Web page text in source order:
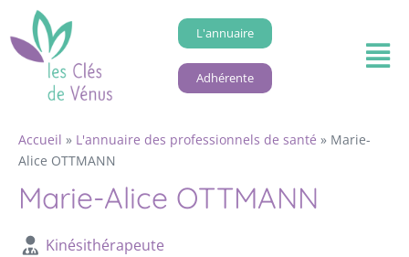
L'annuaire
Adhérente
Accueil » L'annuaire des professionnels de santé » Marie-
Alice OTTMANN
Marie-Alice OTTMANN
Kinésithérapeute